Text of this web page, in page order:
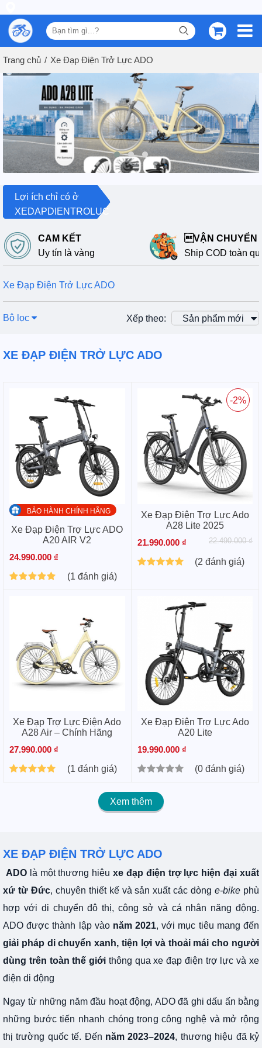
Trang chủ Xe Đạp Điện Trở Lực ADO
Lợi ích chỉ có ở
XEDAPDIENTROLUC
CAM KẾT
Uy tín là vàng
VẬN CHUYỂN
Ship COD toàn
Xe Đạp Điện Trở Lực ADO
Bộ lọc Xếp theo: Sản phẩm mới
XE ĐẠP ĐIỆN TRỞ LỰC ADO
BẢO HÀNH CHÍNH HÃNG
Xe Đạp Điện Trợ Lực ADO
A20 AIR V2
24.990.000 ₫
(1 đánh giá)
Xe Đạp Điện Trợ Lực Ado
A28 Lite 2025
21.990.000 ₫
22.490.000 ₫
(2 đánh giá)
-2%
Xe Đạp Trợ Lực Điện Ado
A28 Air – Chính Hãng
27.990.000 ₫
(1 đánh giá)
Xe Đạp Điện Trợ Lực Ado
A20 Lite
19.990.000 ₫
(0 đánh giá)
Xem thêm
XE ĐẠP ĐIỆN TRỞ LỰC ADO
ADOlà một thương hiệuxe đạp điện trợ lực hiện đại xuất
xứ từ Đức, chuyên thiết kế và sản xuất các dònge-bike phù
hợp với di chuyển đô thị, công sở và cá nhân năng động.
ADO được thành lập vào năm 2021, với mục tiêu mang đến
giải pháp di chuyển xanh, tiện lợi và thoải mái cho người
dùng trên toàn thế giới thông qua xe đạp điện trợ lực và xe
điện di động
Ngay từ những năm đầu hoạt động, ADO đã ghi dấu ấn bằng
những bước tiến nhanh chóng trong công nghệ và mở rộng
thị trường quốc tế. Đến năm 2023–2024, thương hiệu đã kỷ